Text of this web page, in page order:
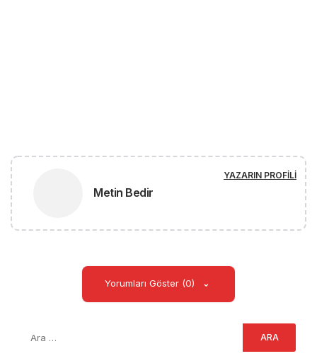
Metin Bedir
YAZARIN PROFILI
Yorumları Göster (0)